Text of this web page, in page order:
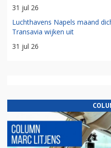
31 jul 26
Luchthavens Napels maand
Transavia wijken uit
31 jul 26